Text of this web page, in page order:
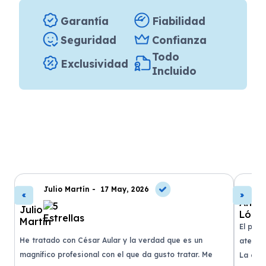
Garantía
Fiabilidad
Seguridad
Confianza
Exclusividad
Todo
Incluido
Julio Martín - 17 May, 2026
He tratado con César Aular y la verdad que es un
magnífico profesional con el que da gusto tratar. Me
El
La